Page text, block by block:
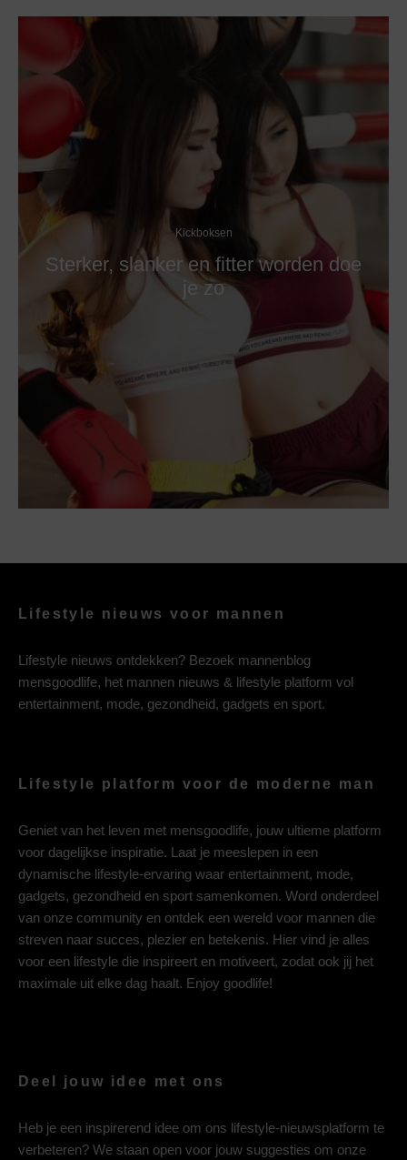
Kickboksen
Sterker, slanker en fitter worden doe
je zo
Lifestyle nieuws voor mannen
Lifestyle nieuws ontdekken? Bezoek mannenblog
mensgoodlife, het mannen nieuws & lifestyle platform vol
entertainment, mode, gezondheid, gadgets en sport.
Lifestyle platform voor de moderne man
Geniet van het leven met mensgoodlife, jouw ultieme platform
voor dagelijkse inspiratie. Laat je meeslepen in een
dynamische lifestyle-ervaring waar entertainment, mode,
gadgets, gezondheid en sport samenkomen. Word onderdeel
van onze community en ontdek een wereld voor mannen die
streven naar succes, plezier en betekenis. Hier vind je alles
voor een lifestyle die inspireert en motiveert, zodat ook jij het
maximale uit elke dag haalt. Enjoy goodlife!
Deel jouw idee met ons
Heb je een inspirerend idee om ons lifestyle-nieuwsplatform te
verbeteren? We staan open voor jouw suggesties om onze